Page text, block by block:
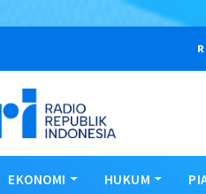
EKONOMI HUKUM